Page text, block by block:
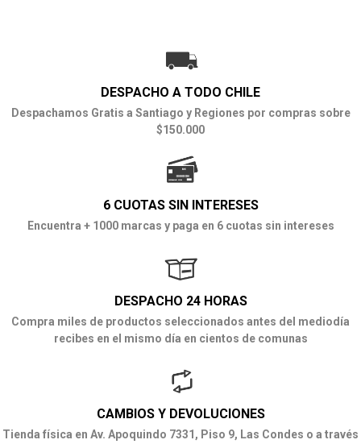
DESPACHO A TODO CHILE
Despachamos Gratis a Santiago y Regiones por compras sobre
$150.000
6 CUOTAS SIN INTERESES
Encuentra + 1000 marcas y paga en 6 cuotas sin intereses
DESPACHO 24 HORAS
Compra miles de productos seleccionados antes del mediodía
recibes en el mismo día en cientos de comunas
CAMBIOS Y DEVOLUCIONES
Tienda física en Av. Apoquindo 7331, Piso 9, Las Condes o a través